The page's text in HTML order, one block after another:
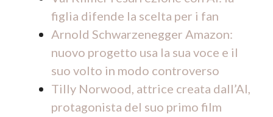
figlia difende la scelta per i fan
Arnold Schwarzenegger Amazon:
nuovo progetto usa la sua voce e il
suo volto in modo controverso
Tilly Norwood, attrice creata dall’AI,
protagonista del suo primo film